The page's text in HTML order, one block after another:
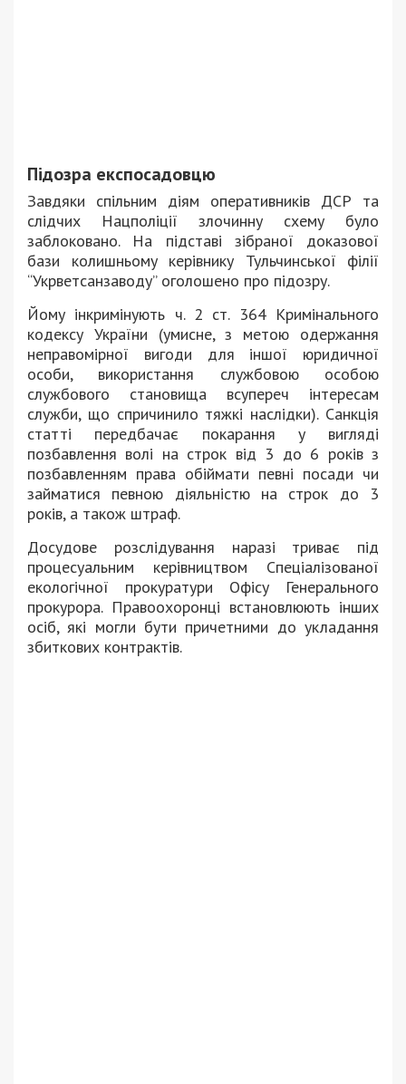
Підозра експосадовцю
Завдяки спільним діям оперативників ДСР та
слідчих Нацполіції злочинну схему було
заблоковано. На підставі зібраної доказової
бази колишньому керівнику Тульчинської філії
“Укрветсанзаводу” оголошено про підозру.
Йому інкримінують ч. 2 ст. 364 Кримінального
кодексу України (умисне, з метою одержання
неправомірної вигоди для іншої юридичної
особи, використання службовою особою
службового становища всупереч інтересам
служби, що спричинило тяжкі наслідки). Санкція
статті передбачає покарання у вигляді
позбавлення волі на строк від 3 до 6 років з
позбавленням права обіймати певні посади чи
займатися певною діяльністю на строк до 3
років, а також штраф.
Досудове розслідування наразі триває під
процесуальним керівництвом Спеціалізованої
екологічної прокуратури Офісу Генерального
прокурора. Правоохоронці встановлюють інших
осіб, які могли бути причетними до укладання
збиткових контрактів.